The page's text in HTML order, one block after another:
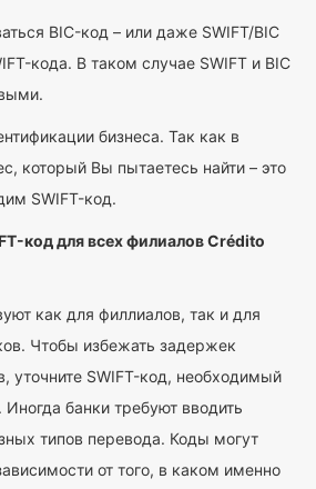
BIC-код – или даже SWIFT/BIC
кода. В таком случае SWIFT и BIC
бизнеса. Так как в
который Вы пытаетесь найти – это
SWIFT-код.
код для всех филиалов Crédito
как для филлиалов, так и для
Чтобы избежать задержек
уточните SWIFT-код, необходимый
банки требуют вводить
типов перевода. Коды могут
от того, в каком именно